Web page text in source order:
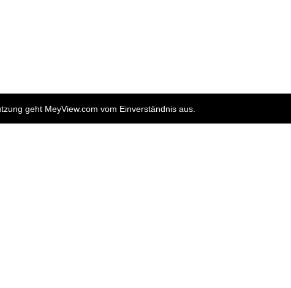
geht MeyView.com vom Einverständnis aus.